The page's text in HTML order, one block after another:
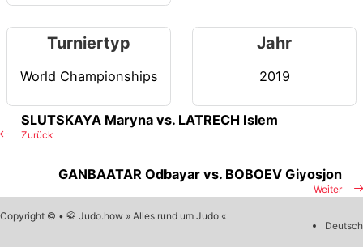
Turniertyp
World Championships
Jahr
2019
Zurück
SLUTSKAYA Maryna vs. LATRECH Islem
Weiter
GANBAATAR Odbayar vs. BOBOEV Giyosjon
Copyright © • 🥋 Judo.how » Alles rund um Judo «
Deutsch